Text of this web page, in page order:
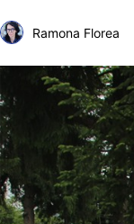
Ramona Florea